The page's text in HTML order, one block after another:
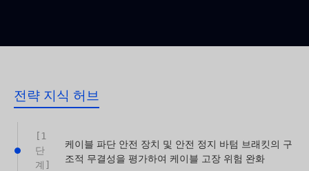
전략 지식 허브
[1
단
계]
케이블 파단 안전 장치 및 안전 정지 바텀 브래킷의 구
조적 무결성을 평가하여 케이블 고장 위험 완화